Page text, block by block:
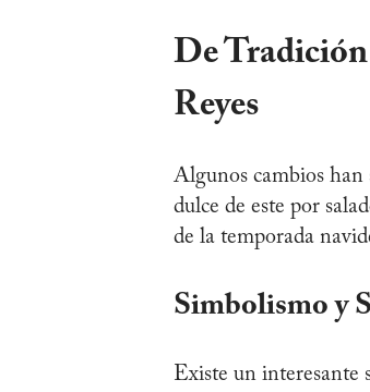
De Tradición
Reyes
Algunos cambios han
dulce de este por
de la temporada
Simbolismo y
Existe un interesante